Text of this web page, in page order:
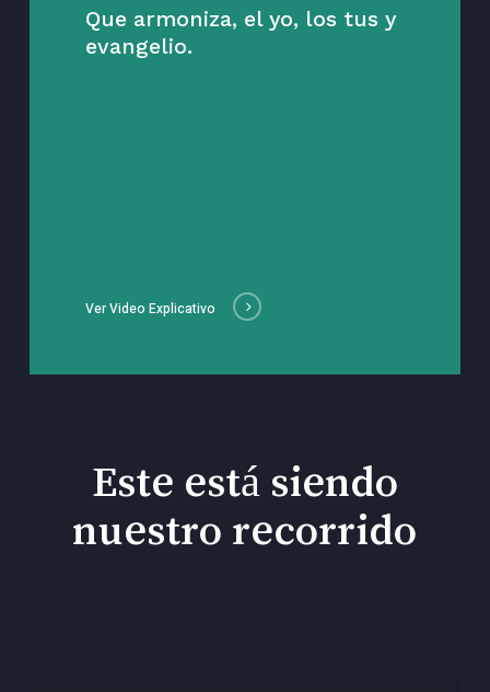
Que armoniza, el yo, los tus y
evangelio.
Ver Video Explicativo
Este está siendo
nuestro recorrido